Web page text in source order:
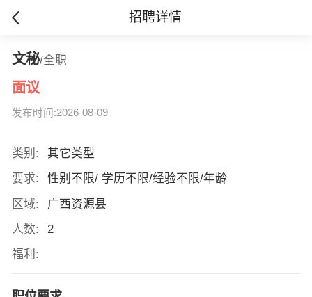
招聘详情
文秘/全职
面议
发布时间:2026-08-09
类别:
其它类型
要求:
性别不限/ 学历不限/经验不限/年龄
区域:
广西资源县
人数:
2
福利: